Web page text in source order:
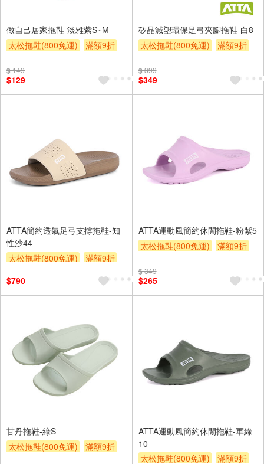
做自己居家拖鞋-淡雅紫S~M
太松拖鞋(800免運)
滿額9折
$ 149
$129
矽晶減塑環保足弓夾腳拖鞋-白8
太松拖鞋(800免運)
滿額9折
$ 399
$349
ATTA簡約透氣足弓支撐拖鞋-知
性沙44
太松拖鞋(800免運)
滿額9折
$790
ATTA運動風簡約休閒拖鞋-粉紫5
太松拖鞋(800免運)
滿額9折
$ 349
$265
甘丹拖鞋-綠S
太松拖鞋(800免運)
滿額9折
ATTA運動風簡約休閒拖鞋-軍綠
10
太松拖鞋(800免運)
滿額9折